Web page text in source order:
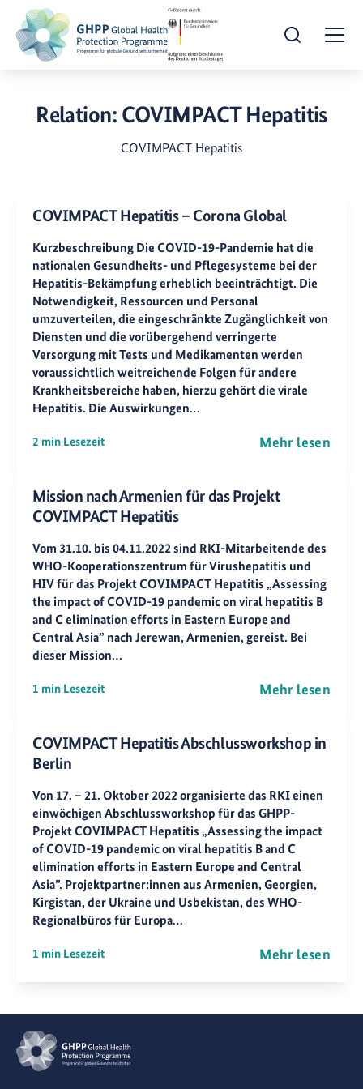
Suche öffnen
Relation: COVIMPACT Hepatitis
COVIMPACT Hepatitis
COVIMPACT Hepatitis – Corona Global
Kurzbeschreibung Die COVID-19-Pandemie hat die
nationalen Gesundheits- und Pflegesysteme bei der
Hepatitis-Bekämpfung erheblich beeinträchtigt. Die
Notwendigkeit, Ressourcen und Personal
umzuverteilen, die eingeschränkte Zugänglichkeit von
Diensten und die vorübergehend verringerte
Versorgung mit Tests und Medikamenten werden
voraussichtlich weitreichende Folgen für andere
Krankheitsbereiche haben, hierzu gehört die virale
Hepatitis. Die Auswirkungen…
2 min Lesezeit Mehr lesen
Mission nach Armenien für das Projekt
COVIMPACT Hepatitis
Vom 31.10. bis 04.11.2022 sind RKI-Mitarbeitende des
WHO-Kooperationszentrum für Virushepatitis und
HIV für das Projekt COVIMPACT Hepatitis „Assessing
the impact of COVID-19 pandemic on viral hepatitis B
and C elimination efforts in Eastern Europe and
Central Asia” nach Jerewan, Armenien, gereist. Bei
dieser Mission…
1 min Lesezeit Mehr lesen
COVIMPACT Hepatitis Abschlussworkshop in
Berlin
Von 17. – 21. Oktober 2022 organisierte das RKI einen
einwöchigen Abschlussworkshop für das GHPP-
Projekt COVIMPACT Hepatitis „Assessing the impact
of COVID-19 pandemic on viral hepatitis B and C
elimination efforts in Eastern Europe and Central
Asia”. Projektpartner:innen aus Armenien, Georgien,
Kirgistan, der Ukraine und Usbekistan, des WHO-
Regionalbüros für Europa…
1 min Lesezeit Mehr lesen